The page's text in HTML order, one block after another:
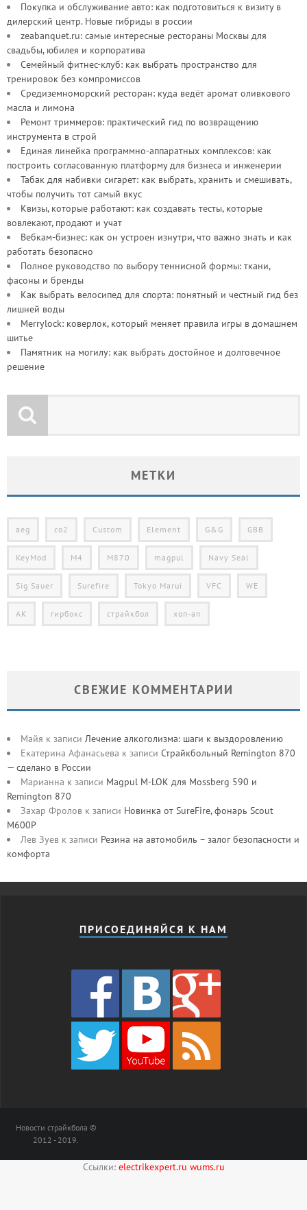
Покупка и обслуживание авто: как подготовиться к визиту в
дилерский центр. Новые гибриды в россии
zeabanquet.ru: самые интересные рестораны Москвы для
свадьбы, юбилея и корпоратива
Семейный фитнес-клуб: как выбрать пространство для
тренировок без компромиссов
Средиземноморский ресторан: куда ведёт аромат оливкового
масла и лимона
Ремонт триммеров: практический гид по возвращению
инструмента в строй
Единая линейка программно-аппаратных комплексов: как
построить согласованную платформу для бизнеса и инженерии
Табак для набивки сигарет: как выбрать, хранить и смешивать,
чтобы получить тот самый вкус
Квизы, которые работают: как создавать тесты, которые
вовлекают, продают и учат
Вебкам-бизнес: как он устроен изнутри, что важно знать и как
работать безопасно
Полное руководство по выбору теннисной формы: ткани,
фасоны и бренды
Как выбрать велосипед для спорта: понятный и честный гид без
лишней воды
Merrylock: коверлок, который меняет правила игры в домашнем
шитье
Памятник на могилу: как выбрать достойное и долговечное
решение
МЕТКИ
aeg co2 Custom Element G&G GBB
KeyMod M4 M870 magpul Navy Seal
Sig Sauer Surefire Tokyo Marui VFC WE
АК гирбокс страйкбол хоп-ап
СВЕЖИЕ КОММЕНТАРИИ
Майя к записи Лечение алкоголизма: шаги к выздоровлению
Екатерина Афанасьева к записи Страйкбольный Remington 870
— сделано в России
Марианна к записи Magpul M-LOK для Mossberg 590 и
Remington 870
Захар Фролов к записи Новинка от SureFire, фонарь Scout
M600P
Лев Зуев к записи Резина на автомобиль – залог безопасности и
комфорта
ПРИСОЕДИНЯЙСЯ К НАМ
Новости страйкбола ©
2012 - 2019.
Ссылки: electrikexpert.ru wums.ru